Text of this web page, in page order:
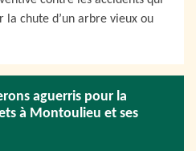
la chute d’un arbre vieux ou
aguerris pour la
à Montoulieu et ses